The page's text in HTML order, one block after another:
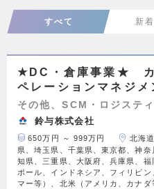
すべて 新
★DC・倉庫事業★ カ
ペレーションマネジメ
その他、SCM・ロジステ
鈴与株式会社
650万円 ～ 999万円
北海
県、埼玉県、千葉県、東京都、神
知県、三重県、大阪府、兵庫県、
ポール、インドネシア、フィリピ
マー等）、北米（アメリカ、カナ